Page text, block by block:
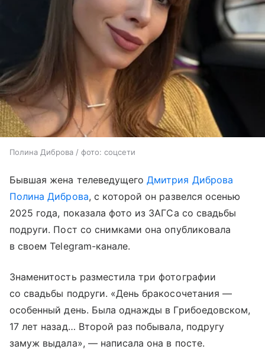
Полина Диброва / фото: соцсети
Бывшая жена телеведущегоДмитрия Диброва
Полина Диброва, с которой он развелся осенью
2025 года, показала фото из ЗАГСа со свадьбы
подруги. Пост со снимками она опубликовала
в своем Telegram-канале.
Знаменитость разместила три фотографии
со свадьбы подруги. «День бракосочетания —
особенный день. Была однажды в Грибоедовском,
17 лет назад… Второй раз побывала, подругу
замуж выдала», — написала она в посте.